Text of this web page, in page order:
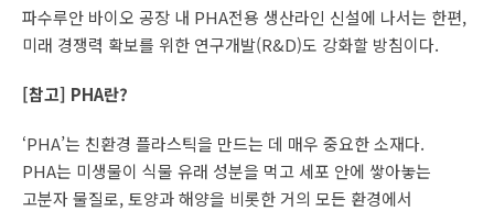
파수루안 바이오 공장 내 PHA전용 생산라인 신설에 나서는 한편,
미래 경쟁력 확보를 위한 연구개발(R&D)도 강화할 방침이다.
[참고] PHA란?
‘PHA’는 친환경 플라스틱을 만드는 데 매우 중요한 소재다.
PHA는 미생물이 식물 유래 성분을 먹고 세포 안에 쌓아놓는
고분자 물질로, 토양과 해양을 비롯한 거의 모든 환경에서